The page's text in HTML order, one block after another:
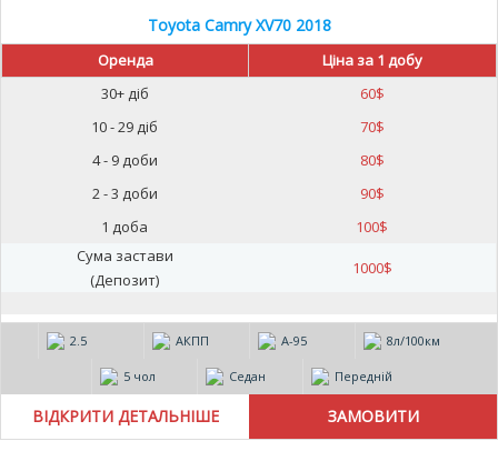
Toyota Camry XV70 2018
Оренда
Ціна за 1 добу
30+ діб
60$
10 - 29 діб
70$
4 - 9 доби
80$
2 - 3 доби
90$
1 доба
100$
Сума застави
(Депозит)
1000$
2.5 АКПП А-95 8л/100км
5 чол Седан Передній
ВІДКРИТИ ДЕТАЛЬНІШЕ